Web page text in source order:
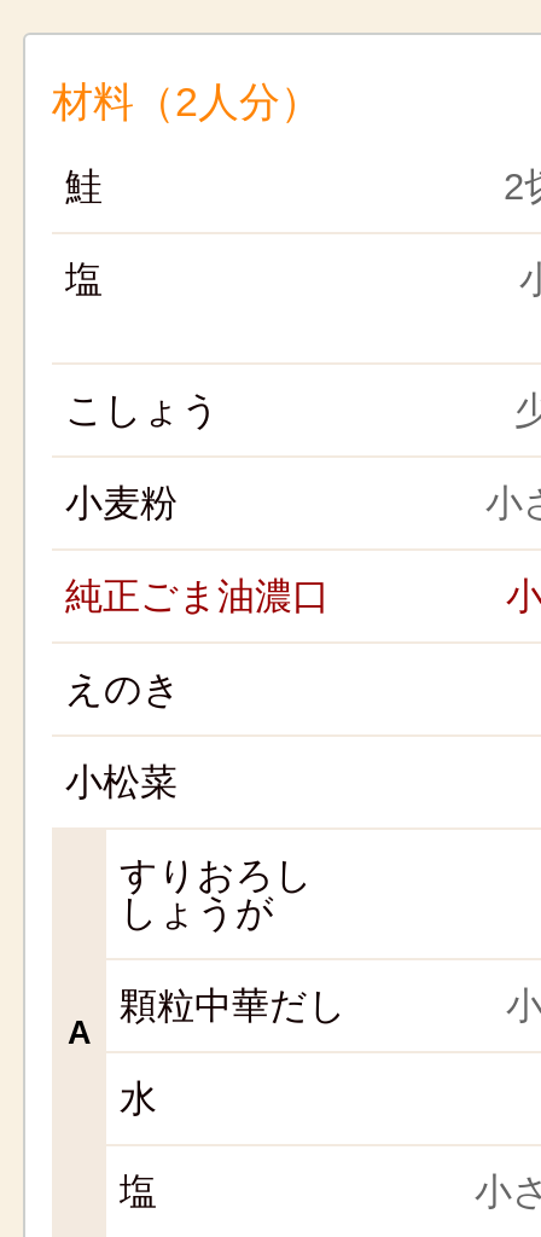
材料（2人分）
鮭 2
塩
こしょう
小麦粉 小
純正ごま油濃口
えのき
小松菜
A
すりおろし
しょうが
顆粒中華だし
水
塩 小